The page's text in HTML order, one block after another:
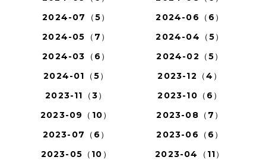
2024-07（5）
2024-06（6）
2024-05（7）
2024-04（5）
2024-03（6）
2024-02（5）
2024-01（5）
2023-12（4）
2023-11（3）
2023-10（6）
2023-09（10）
2023-08（7）
2023-07（6）
2023-06（6）
2023-05（10）
2023-04（11）